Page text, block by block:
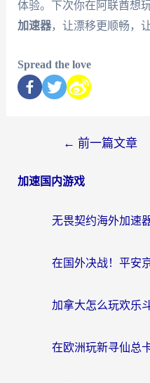
体验。下次你在阿联酋想
加速器，让漂移更顺畅，
Spread the love
← 前一篇文章
加速国内游戏